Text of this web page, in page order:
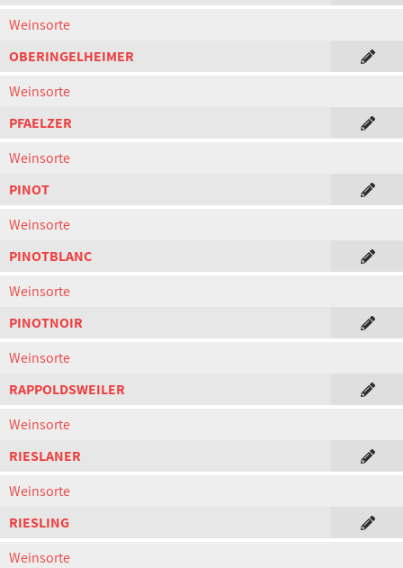
Weinsorte
OBERINGELHEIMER
Weinsorte
PFAELZER
Weinsorte
PINOT
Weinsorte
PINOTBLANC
Weinsorte
PINOTNOIR
Weinsorte
RAPPOLDSWEILER
Weinsorte
RIESLANER
Weinsorte
RIESLING
Weinsorte